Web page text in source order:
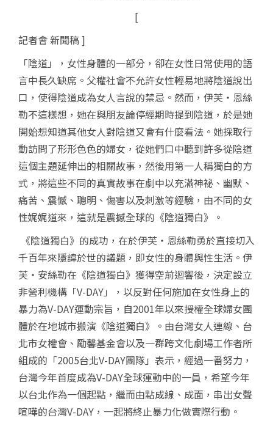
[
記者會 新聞稿]
「陰道」，女性身體的一部分，卻在女性日常使用的語
言中長久缺席。父權社會不允許女性輕易地將陰道說出
口，使得陰道成為女人言說的禁忌。然而，伊芙‧恩絲
勒不這樣想，她在與朋友論停經期時提到陰道，於是她
開始想知道其他女人對陰道又會有什麼看法。她採取行
動訪問了形形色色的婦女，從她們口中聽到許多從陰道
這個主題延伸出的相關故事，然後用第一人稱獨白的方
式，將這些不同的真實故事在劇中以充滿神祕、幽默、
痛苦、震憾、聰明、傷害以及刺激等經驗，由不同的女
性娓娓道來，這就是震撼全球的《陰道獨白》。
《陰道獨白》的成功，在於伊芙‧恩絲勒勇於直接切入
千百年來隱諱於世的議題，即女性的身體與性生活。伊
芙 ‧ 安絲勒在《陰道獨白》獲得空前迴響後，決定設立
非營利機構「V-DAY」，以反對任何施加在女性身上的
暴力為V-DAY運動宗旨，自2001年以來授權全球婦女團
體於在地城市搬演《陰道獨白》。由台灣女人連線、台
北市女權會、勵馨基金會以及一群跨文化劇場工作者所
組成的「2005台北V-DAY團隊」表示，經過一番努力，
台灣今年首度成為V-DAY全球運動中的一員，希望今年
以台北作為一個起點，繼而由點成線、成面，串出女聲
喧嘩的台灣V-DAY ，一起將終止暴力化做實際行動。